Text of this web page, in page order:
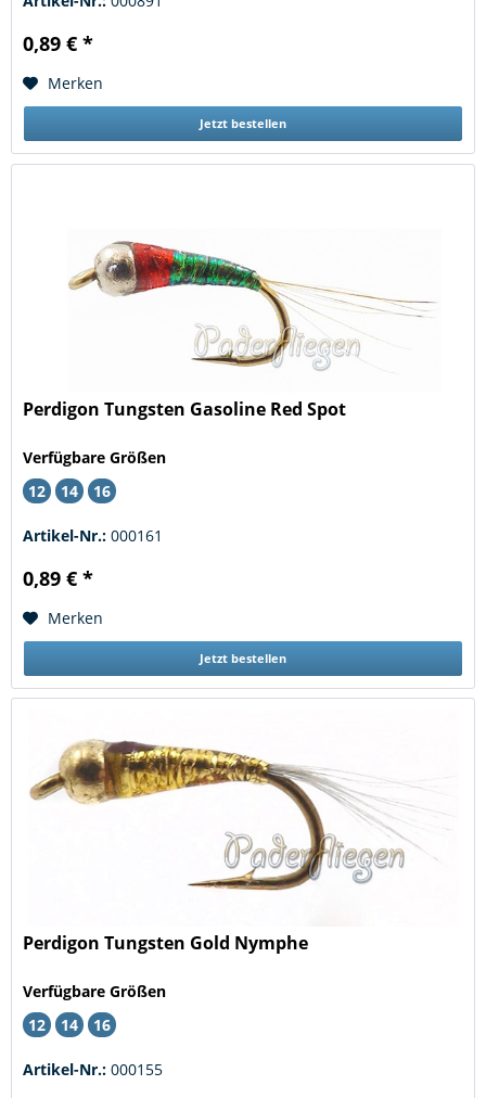
0,89 € *
Merken
Jetzt bestellen
Perdigon Tungsten Gasoline Red Spot
Verfügbare Größen
12
14 16
Artikel-Nr.: 000161
0,89 € *
Merken
Jetzt bestellen
Perdigon Tungsten Gold Nymphe
Verfügbare Größen
12
14 16
Artikel-Nr.: 000155